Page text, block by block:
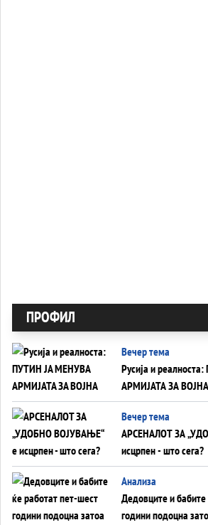
ПРОФИЛ
Вечер тема
Русија и
АРМИЈАТА ЗА
БЕЗ ФРОНТ
Вечер тема
АРСЕНАЛОТ ЗА
исцрпен - што сега?
Анализа
Дедовците и
години подоцна